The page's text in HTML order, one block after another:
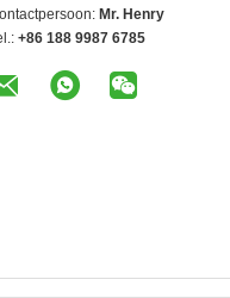
Mr. Henry
+86 188 9987 6785